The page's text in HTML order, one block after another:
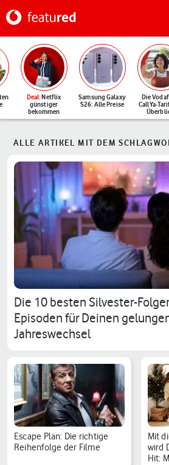
Deal: Netflix
günstiger
bekommen
Samsung Galaxy
S26: Alle Preise
Die
CallYa-
ALLE ARTIKEL MIT DEM
Die 10 besten Silvester-
Episoden für Deinen
Jahreswechsel
Escape Plan: Die richtige
Reihenfolge der Filme
Mit
wird
Hit: